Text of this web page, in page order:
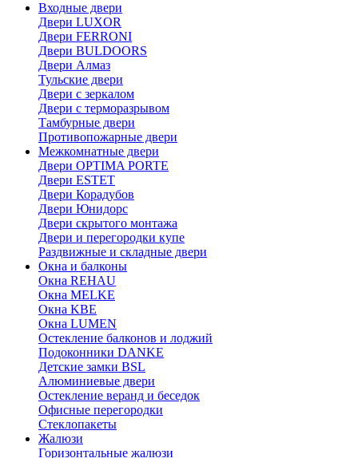
Входные двери
Двери LUXOR
Двери FERRONI
Двери BULDOORS
Двери Алмаз
Тульские двери
Двери с зеркалом
Двери с терморазрывом
Тамбурные двери
Противопожарные двери
Межкомнатные двери
Двери OPTIMA PORTE
Двери ESTET
Двери Корадубов
Двери Юнидорс
Двери скрытого монтажа
Двери и перегородки купе
Раздвижные и складные двери
Окна и балконы
Окна REHAU
Окна MELKE
Окна KBE
Окна LUMEN
Остекление балконов и лоджий
Подоконники DANKE
Детские замки BSL
Алюминиевые двери
Остекление веранд и беседок
Офисные перегородки
Стеклопакеты
Жалюзи
Горизонтальные жалюзи